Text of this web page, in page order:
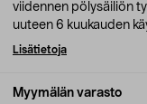
Myymälän varasto
viidennen pölysäiliön
uuteen 6 kuukauden
Lisätietoja